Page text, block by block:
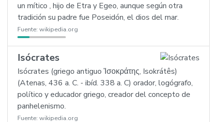
un mítico , hijo de Etra y Egeo, aunque según otra
tradición su padre fue Poseidón, el dios del mar.
Fuente: wikipedia.org
Isócrates
Isócrates (griego antiguo Ἰσοκράτης, Isokrátês)
(Atenas, 436 a. C. - ibíd. 338 a. C) orador, logógrafo,
político y educador griego, creador del concepto de
panhelenismo.
Fuente: wikipedia.org